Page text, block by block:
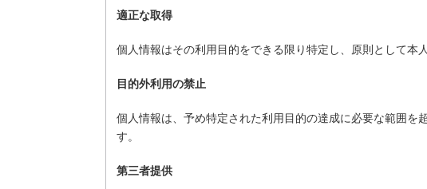
適正な取得
個人情報はその利用目的をできる限り特定し、原則として本
目的外利用の禁止
個人情報は、予め特定された利用目的の達成に必要な範囲を
す。
第三者提供